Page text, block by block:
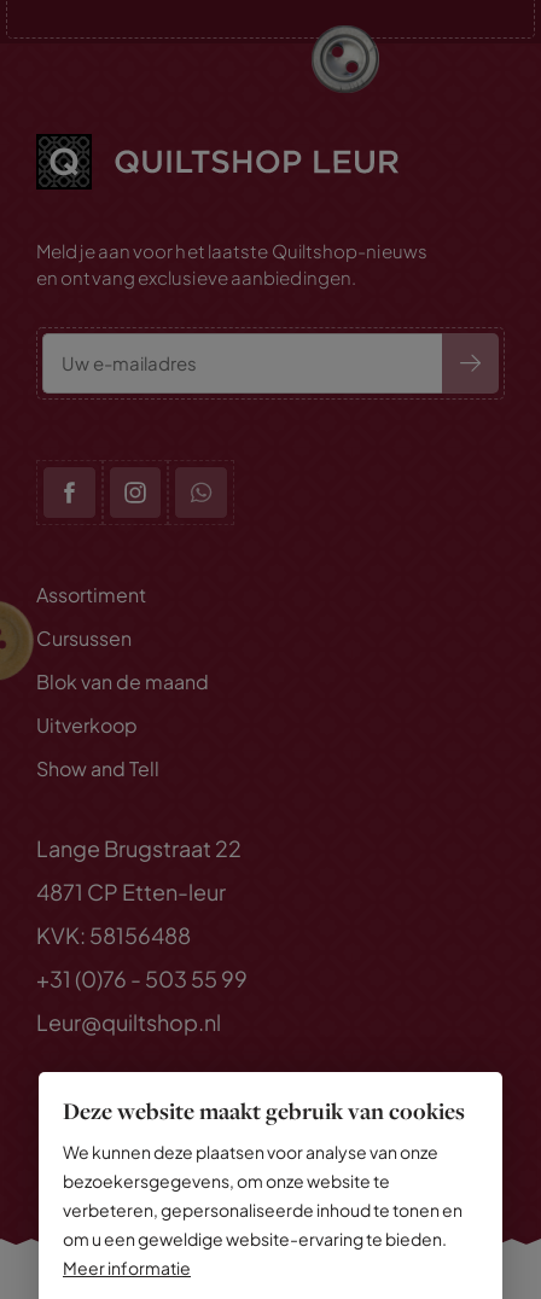
Deze website maakt gebruik van cookies
We kunnen deze plaatsen voor analyse van onze
bezoekersgegevens, om onze website te
verbeteren, gepersonaliseerde inhoud te tonen en
om u een geweldige website-ervaring te bieden.
Meer informatie
Meld je aan voor het laatste Quiltshop-nieuws
en ontvang exclusieve aanbiedingen.
Assortiment
Cursussen
Blok van de maand
Uitverkoop
Show and Tell
Lange Brugstraat 22
4871 CP Etten-leur
KVK: 58156488
+31 (0)76 - 503 55 99
Leur@quiltshop.nl